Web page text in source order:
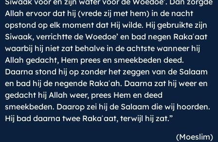
Allah ervoor dat hij (vrede zij met hem) in de nacht
opstond op elk moment dat Hij wilde. Hij gebruikte zijn
Siwaak, verrichtte de Woedoe’ en bad negen Rakaʿaat
waarbij hij niet zat behalve in de achtste wanneer hij
Allah gedacht, Hem prees en smeekbeden deed.
Daarna stond hij op zonder het zeggen van de Salaam
en bad hij de negende Rakaʿah. Daarna zat hij weer en
gedacht hij Allah weer, prees Hem en deed
smeekbeden. Daarop zei hij de Salaam die wij hoorden.
Hij bad daarna twee Rakaʿaat, terwijl hij zat.”
(Moeslim)